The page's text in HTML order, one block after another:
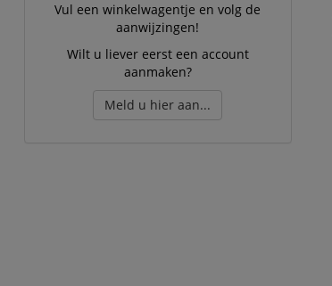
Vul een winkelwagentje en volg de
aanwijzingen!
Wilt u liever eerst een account
aanmaken?
Meld u hier aan...